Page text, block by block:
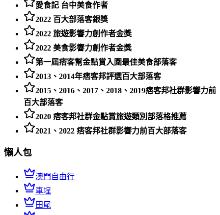
愛食記 台中美食作者
2022 百大部落客銀獎
2022 旅遊影響力創作者金獎
2022 美食影響力創作者金獎
第一屆痞客幫金點賞入圍最佳美食部落客
2013、2014年痞客邦評選百大部落客
2015、2016、2017、2018、2019痞客邦社群影響力前
百大部落客
2020 痞客邦社群金點賞旅遊類別部落格推薦
2021、2022 痞客邦社群影響力前百大部落客
懶人包
澳門自由行
車埕
田尾